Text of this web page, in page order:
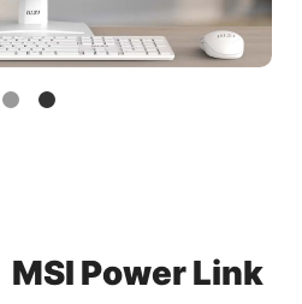
MSI Power Link